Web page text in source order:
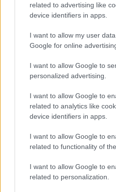
related to advertising like
device identifiers in apps.
I want to allow my user
Google for online
I want to allow Google to
personalized advertising.
I want to allow Google to
related to analytics like
device identifiers in apps.
I want to allow Google to
related to functionality of
I want to allow Google to
related to personalization.
Przed meczami 19. kolejki - Krosno >
Kobylany) zajmują10. miejscew
Poniżej znajdziesz także ostatnie
bramkowe.
Victoria Kobylany vs. Nafta
transmisja
Wynik meczu Victoria Kobylany -
stronie zaraz po jego zakończeniu.
zajrzyj tutaj:Victoria Kobylany vs.
strzelcy
Jeżeli w internecie lub TV dostępna jest
> Klasa B, gr. IV na pewno znajdziesz
Możliwe jednak, że nigdzie nie pojawi